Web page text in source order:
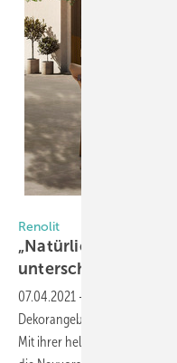
Renolit
„Natürlichkeit, die
unterscheiden
07.04.2021 -
Dekorangebot für seine
Mit ihrer hellbraunen